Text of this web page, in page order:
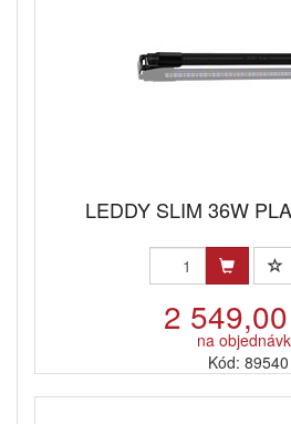
LEDDY SLIM 36W
2
na
Kód: 89540